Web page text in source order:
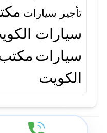
تأجير سيارات
سيارات
سيارات
الكويت